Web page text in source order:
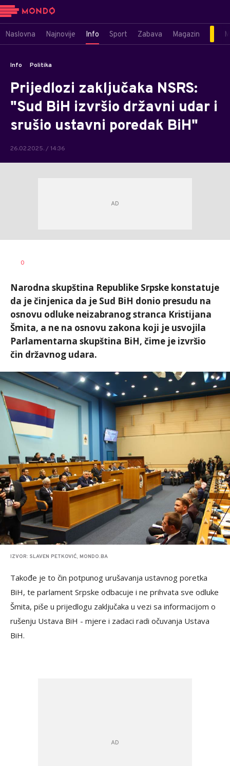
Naslovna Najnovije Info Sport Zabava Magazin
Info Politika
Prijedlozi zaključaka NSRS:
"Sud BiH izvršio državni udar i
srušio ustavni poredak BiH"
26.02.2025. / 14:36
AUTOR
0
Narodna skupština Republike Srpske konstatuje
da je činjenica da je Sud BiH donio presudu na
osnovu odluke neizabranog stranca Kristijana
Šmita, a ne na osnovu zakona koji je usvojila
Parlamentarna skupština BiH, čime je izvršio
čin državnog udara.
IZVOR: SLAVEN PETKOVIĆ, MONDO.BA
Takođe je to čin potpunog urušavanja ustavnog poretka
BiH, te parlament Srpske odbacuje i ne prihvata sve odluke
Šmita, piše u prijedlogu zaključaka u vezi sa informacijom o
rušenju Ustava BiH - mjere i zadaci radi očuvanja Ustava
BiH.